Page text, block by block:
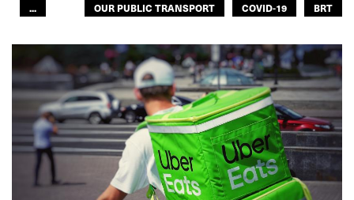
BRT
COVID-19
OUR PUBLIC TRANSPORT
...